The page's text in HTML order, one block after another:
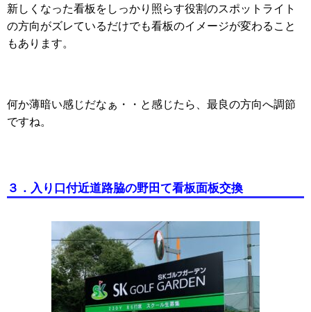
新しくなった看板をしっかり照らす役割のスポットライト
の方向がズレているだけでも看板のイメージが変わること
もあります。
何か薄暗い感じだなぁ・・と感じたら、最良の方向へ調節
ですね。
３．入り口付近道路脇の野田て看板面板交換